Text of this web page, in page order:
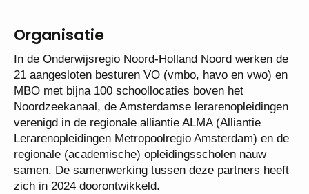
conform de cao vo/mbo.
Organisatie
In de Onderwijsregio Noord-Holland Noord werken
de 21 aangesloten besturen VO (vmbo, havo en
vwo) en MBO met bijna 100 schoollocaties boven
het Noordzeekanaal, de Amsterdamse
lerarenopleidingen verenigd in de regionale alliantie
ALMA (Alliantie Lerarenopleidingen Metropoolregio
Amsterdam) en de regionale (academische)